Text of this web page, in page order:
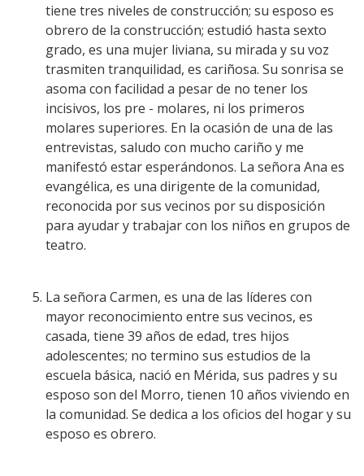
tiene tres niveles de construcción; su esposo es
obrero de la construcción; estudió hasta sexto
grado, es una mujer liviana, su mirada y su voz
trasmiten tranquilidad, es cariñosa. Su sonrisa se
asoma con facilidad a pesar de no tener los
incisivos, los pre - molares, ni los primeros
molares superiores. En la ocasión de una de las
entrevistas, saludo con mucho cariño y me
manifestó estar esperándonos. La señora Ana es
evangélica, es una dirigente de la comunidad,
reconocida por sus vecinos por su disposición
para ayudar y trabajar con los niños en grupos de
teatro.
La señora Carmen, es una de las líderes con
mayor reconocimiento entre sus vecinos, es
casada, tiene 39 años de edad, tres hijos
adolescentes; no termino sus estudios de la
escuela básica, nació en Mérida, sus padres y su
esposo son del Morro, tienen 10 años viviendo en
la comunidad. Se dedica a los oficios del hogar y su
esposo es obrero.